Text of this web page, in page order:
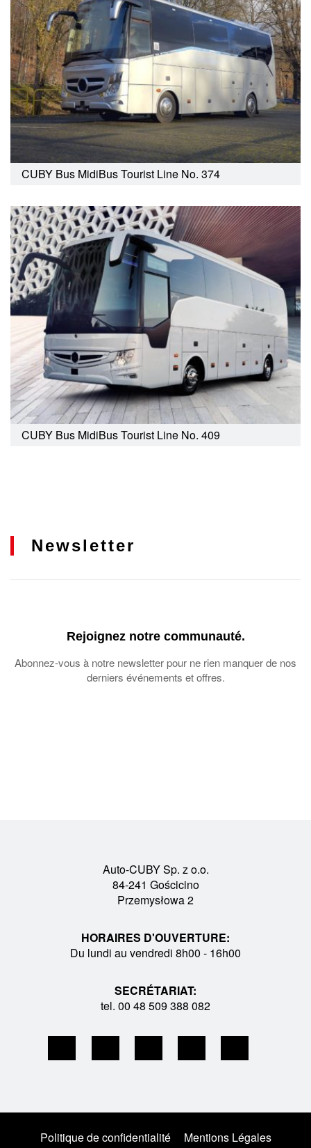
CUBY Bus MidiBus Tourist Line No. 374
CUBY Bus MidiBus Tourist Line No. 409
Newsletter
Rejoignez notre communauté.
Abonnez-vous à notre newsletter pour ne rien manquer de nos
derniers événements et offres.
Auto-CUBY Sp. z o.o.
84-241 Gościcino
Przemysłowa 2
HORAIRES D'OUVERTURE:
Du lundi au vendredi 8h00 - 16h00
SECRÉTARIAT:
tel. 00 48 509 388 082
Politique de confidentialité
Mentions Légales